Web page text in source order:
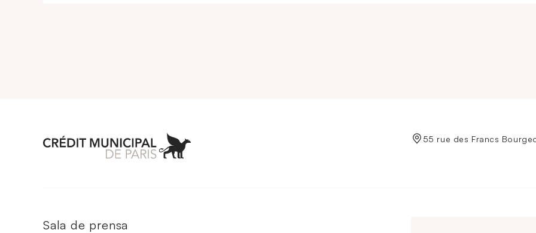
Aller à l'accueil de Crédit Municipal de Paris 55 rue des Francs
Sala de prensa